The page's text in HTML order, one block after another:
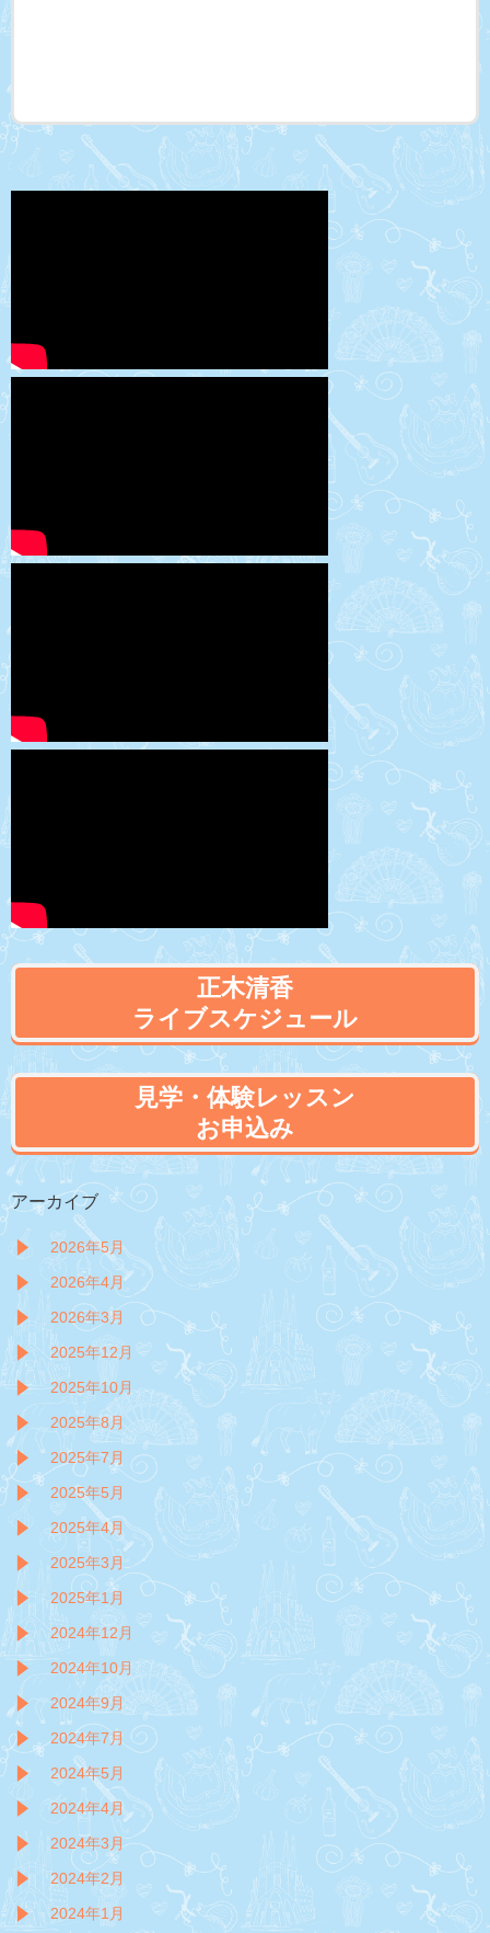
正木清香
ライブスケジュール
見学・体験レッスン
お申込み
アーカイブ
2026年5月
2026年4月
2026年3月
2025年12月
2025年10月
2025年8月
2025年7月
2025年5月
2025年4月
2025年3月
2025年1月
2024年12月
2024年10月
2024年9月
2024年7月
2024年5月
2024年4月
2024年3月
2024年2月
2024年1月